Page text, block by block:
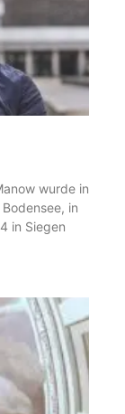
wurde in
in
in Siegen